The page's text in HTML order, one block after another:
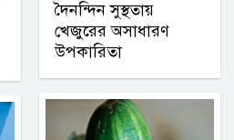
দৈনন্দিন সুস্থতায়
খেজুরের অসাধারণ
উপকারিতা